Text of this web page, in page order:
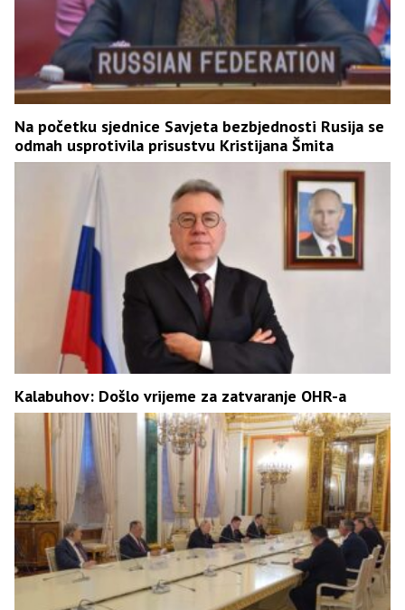
Na početku sjednice Savjeta bezbjednosti Rusija se
odmah usprotivila prisustvu Kristijana Šmita
Kalabuhov: Došlo vrijeme za zatvaranje OHR-a